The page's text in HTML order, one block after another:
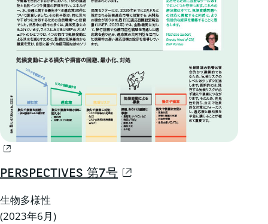
PERSPECTIVES 第7号
生物多様性
(2023年6月)